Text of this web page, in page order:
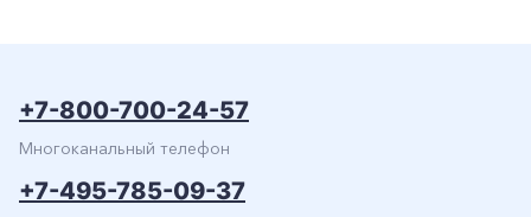
+7-800-700-24-57
Многоканальный телефон
+7-495-785-09-37